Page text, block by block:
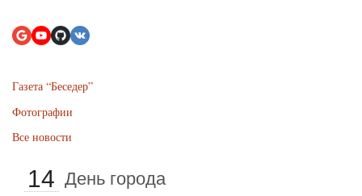
Газета “Беседер”
Фотографии
Все новости
14 День города